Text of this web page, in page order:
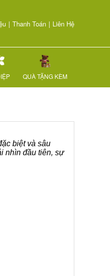
| Thanh Toán | Liên Hệ
QUÀ TẶNG KÈM
biệt và sâu
nhìn đầu tiên, sự